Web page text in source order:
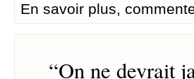
En savoir plus,
“On ne devrait